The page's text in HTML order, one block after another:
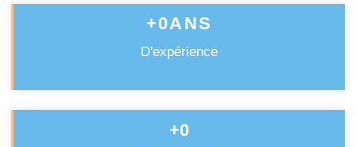
D'expérience
+0ANS
+0